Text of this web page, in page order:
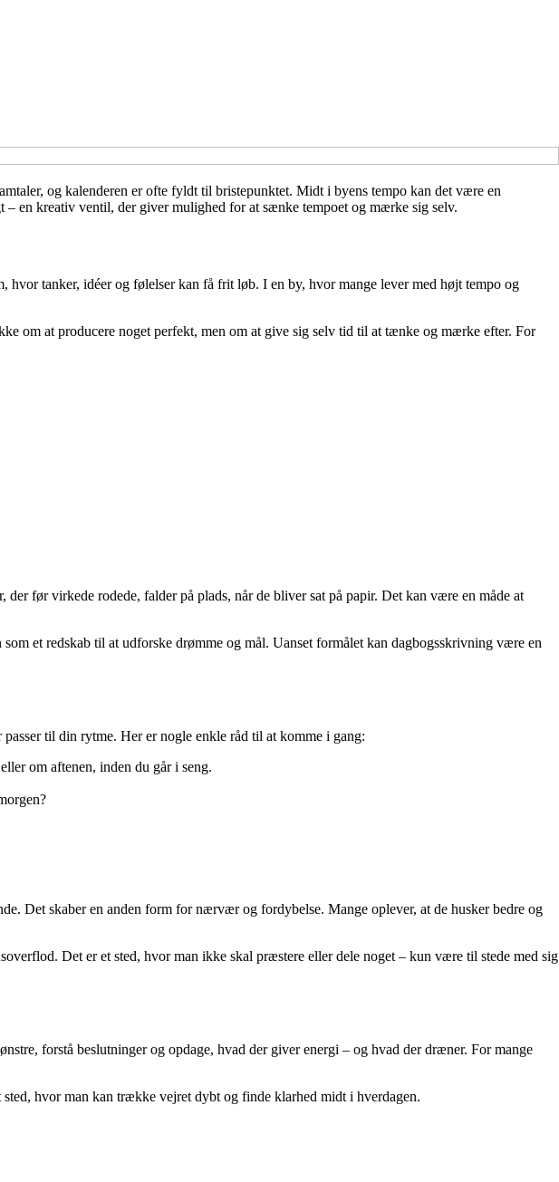
og kalenderen er ofte fyldt til bristepunktet. Midt i byens tempo kan det være en
en kreativ ventil, der giver mulighed for at sænke tempoet og mærke sig selv.
tanker, idéer og følelser kan få frit løb. I en by, hvor mange lever med højt tempo og
om at producere noget perfekt, men om at give sig selv tid til at tænke og mærke efter. For
før virkede rodede, falder på plads, når de bliver sat på papir. Det kan være en måde at
et redskab til at udforske drømme og mål. Uanset formålet kan dagbogsskrivning være en
til din rytme. Her er nogle enkle råd til at komme i gang:
om aftenen, inden du går i seng.
Det skaber en anden form for nærvær og fordybelse. Mange oplever, at de husker bedre og
Det er et sted, hvor man ikke skal præstere eller dele noget – kun være til stede med sig
forstå beslutninger og opdage, hvad der giver energi – og hvad der dræner. For mange
hvor man kan trække vejret dybt og finde klarhed midt i hverdagen.